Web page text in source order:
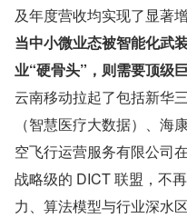
及年度营收均实现了显著增
当中小微业态被智能化武
业“硬骨头”，则需要顶级
云南移动拉起了包括新华
（智慧医疗大数据）、海
空飞行运营服务有限公司
战略级的 DICT 联盟，不
力、算法模型与行业深水